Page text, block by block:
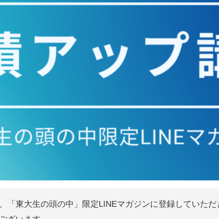
「東大生の頭の中」限定LINEマガジンに登録していただ